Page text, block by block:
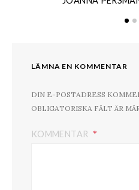
LÄMNA EN KOMMENTAR
DIN E-POSTADRESS
OBLIGATORISKA FÄLT ÄR
KOMMENTAR